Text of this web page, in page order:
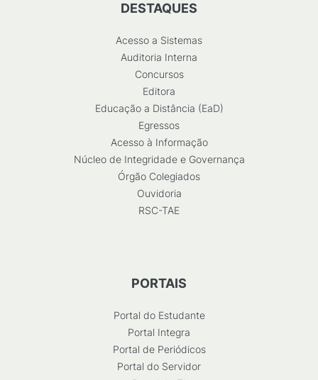
DESTAQUES
Acesso a Sistemas
Auditoria Interna
Concursos
Editora
Educação a Distância (EaD)
Egressos
Acesso à Informação
Núcleo de Integridade e Governança
Órgão Colegiados
Ouvidoria
RSC-TAE
PORTAIS
Portal do Estudante
Portal Integra
Portal de Periódicos
Portal do Servidor